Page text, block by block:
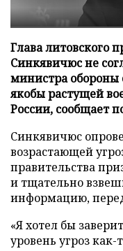
Глава литовского
Синкявичюс не
министра обороны
якобы растущей
России, сообщает
Синкявичюс
возрастающей
правительства
и тщательно
информацию,
«Я хотел бы
уровень угроз